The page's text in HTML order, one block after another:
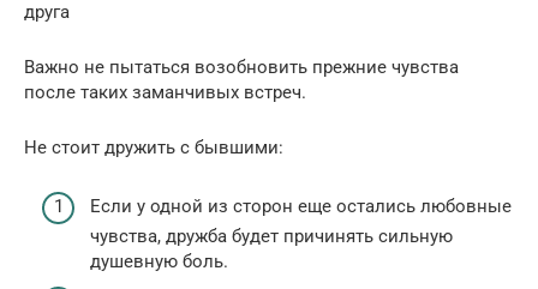
друга
Важно не пытаться возобновить прежние чувства
после таких заманчивых встреч.
Не стоит дружить с бывшими:
Если у одной из сторон еще остались любовные
чувства, дружба будет причинять сильную
душевную боль.